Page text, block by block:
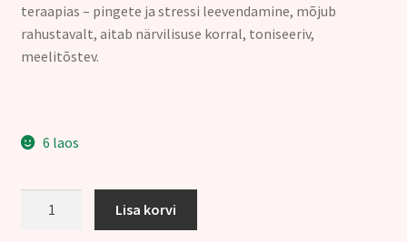
teraapias – pingete ja stressi leevendamine, mõjub
rahustavalt, aitab närvilisuse korral, toniseeriv,
meelitõstev.
6 laos
Lisa korvi